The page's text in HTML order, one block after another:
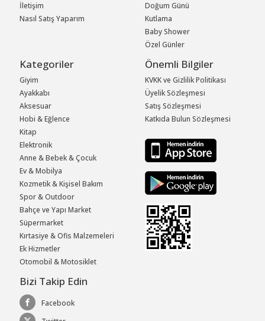
İletişim
Nasıl Satış Yaparım
Doğum Günü
Kutlama
Baby Shower
Özel Günler
Kategoriler
Giyim
Ayakkabı
Aksesuar
Hobi & Eğlence
Kitap
Elektronik
Anne & Bebek & Çocuk
Ev & Mobilya
Kozmetik & Kişisel Bakım
Spor & Outdoor
Bahçe ve Yapı Market
Süpermarket
Kırtasiye & Ofis Malzemeleri
Ek Hizmetler
Otomobil & Motosiklet
Önemli Bilgiler
KVKK ve Gizlilik Politikası
Üyelik Sözleşmesi
Satış Sözleşmesi
Katkıda Bulun Sözleşmesi
Bizi Takip Edin
Facebook